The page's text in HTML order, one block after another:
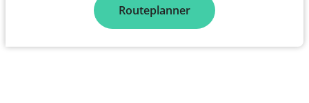
Routeplanner